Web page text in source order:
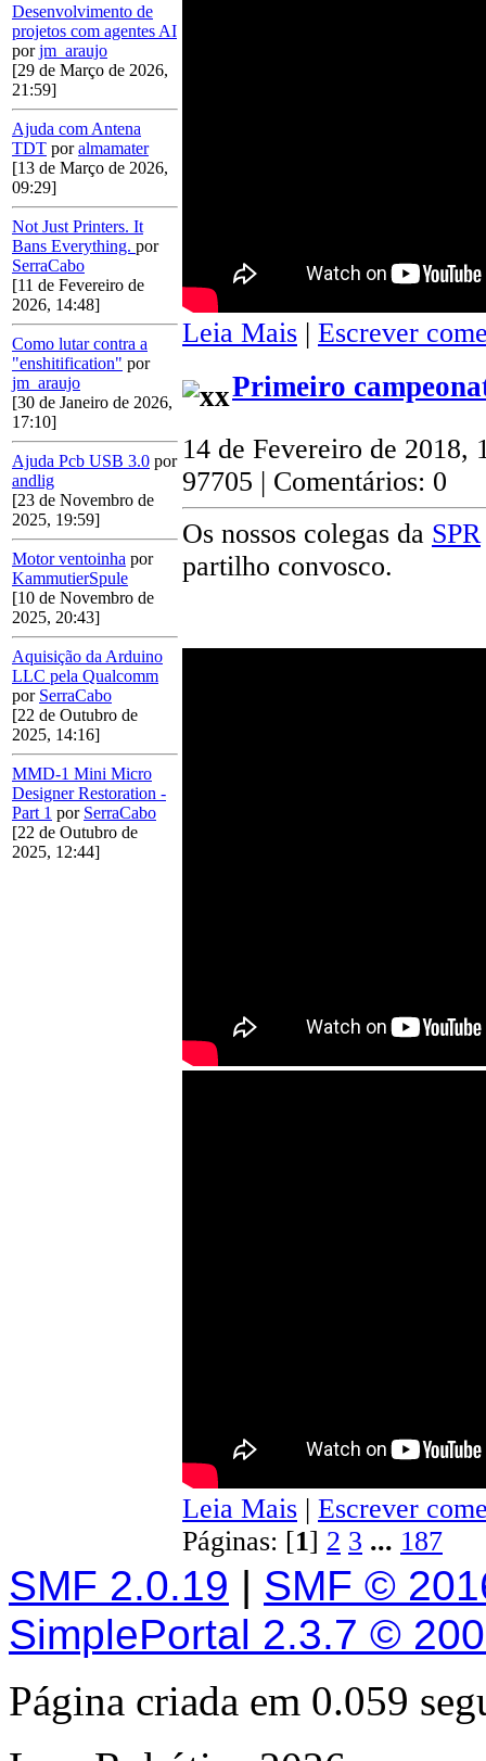
Desenvolvimento de
projetos com agentes AI
porjm_araujo
[29 de Março de 2026,
21:59]
Ajuda com Antena
TDT poralmamater
[13 de Março de 2026,
09:29]
Not Just Printers. It
Bans Everything. por
SerraCabo
[11 de Fevereiro de
2026, 14:48]
Como lutar contra a
"enshitification" por
jm_araujo
[30 de Janeiro de 2026,
17:10]
Ajuda Pcb USB 3.0 por
andlig
[23 de Novembro de
2025, 19:59]
Motor ventoinha por
KammutierSpule
[10 de Novembro de
2025, 20:43]
Aquisição da Arduino
LLC pela Qualcomm
por SerraCabo
[22 de Outubro de
2025, 14:16]
MMD-1 Mini Micro
Designer Restoration -
Part 1 por SerraCabo
[22 de Outubro de
2025, 12:44]
Leia Mais | Escrever
Primeiro
14 de Fevereiro de 2018,
97705 | Comentários: 0
Os nossos colegas da SPR
partilho convosco.
Leia Mais | Escrever
Páginas: [1] 2 3 ... 187
SMF 2.0.19 | SMF ©
SimplePortal 2.3.7 ©
Página criada em 0.059